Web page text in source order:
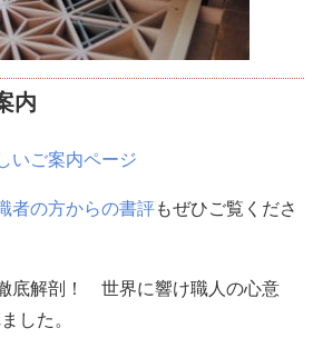
内
いご案内ページ
者の方からの書評もぜひご覧くださ
底解剖！ 世界に響け職人の心意
した。